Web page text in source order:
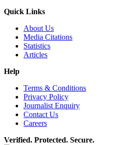
Quick Links
About Us
Media Citations
Statistics
Articles
Help
Terms & Conditions
Privacy Policy
Journalist Enquiry
Contact Us
Careers
Verified. Protected. Secure.